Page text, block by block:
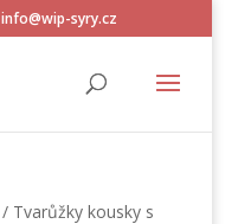
info@wip-syry.cz
/ Tvarůžky kousky s